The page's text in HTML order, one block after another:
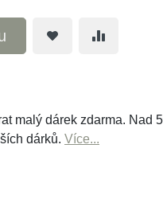
malý dárek zdarma. Nad
dárků. Více...